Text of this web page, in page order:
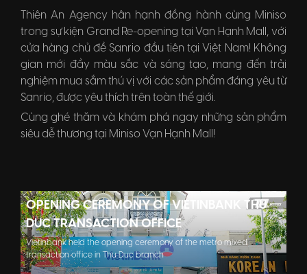
Thiên An Agency hân hạnh đồng hành cùng Miniso
trong sự kiện Grand Re-opening tại Vạn Hạnh Mall, với
cửa hàng chủ đề Sanrio đầu tiên tại Việt Nam! Không
gian mới đầy màu sắc và sáng tạo, mang đến trải
nghiệm mua sắm thú vị với các sản phẩm đáng yêu từ
Sanrio, được yêu thích trên toàn thế giới.
Cùng ghé thăm và khám phá ngay những sản phẩm
siêu dễ thương tại Miniso Vạn Hạnh Mall!
OPENING CEREMONY OF VIETINBANK THU
DUC TRANSACTION OFFICE
Vietinbank held the opening ceremony of the metro mixed
transaction office in Thu Duc branch